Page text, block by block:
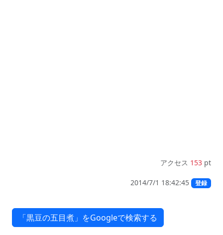
アクセス 153 pt
2014/7/1 18:42:45 登録